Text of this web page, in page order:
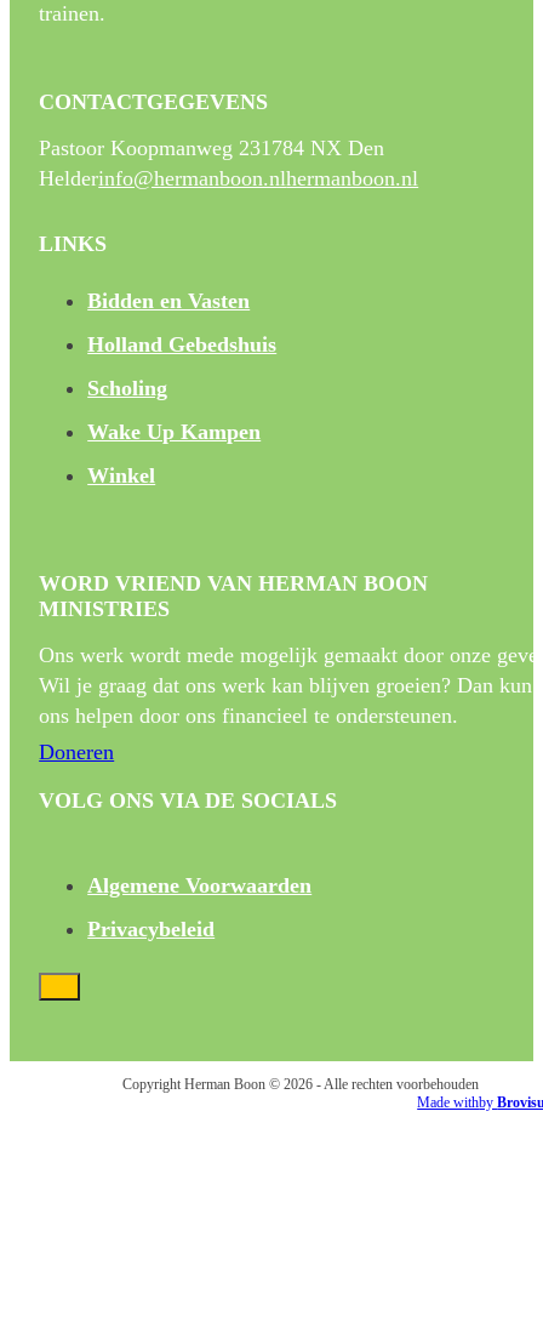
trainen.
CONTACTGEGEVENS
Pastoor Koopmanweg 231784 NX Den
Helderinfo@hermanboon.nlhermanboon.nl
LINKS
Bidden en Vasten
Holland Gebedshuis
Scholing
Wake Up Kampen
Winkel
WORD VRIEND VAN HERMAN BOON
MINISTRIES
Ons werk wordt mede mogelijk gemaakt door onze
Wil je graag dat ons werk kan blijven groeien? Dan kun
ons helpen door ons financieel te ondersteunen.
Doneren
VOLG ONS VIA DE SOCIALS
Algemene Voorwaarden
Privacybeleid
Copyright Herman Boon © 2026 - Alle rechten voorbehouden
Made withby